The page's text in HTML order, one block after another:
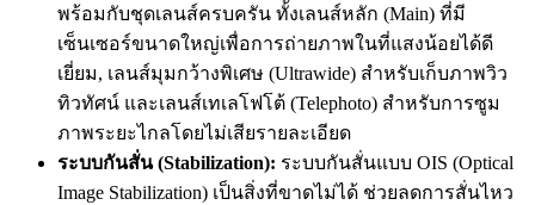
พร้อมกับชุดเลนส์ครบครัน ทั้งเลนส์หลัก (Main) ที่มี
เซ็นเซอร์ขนาดใหญ่เพื่อการถ่ายภาพในที่แสงน้อยได้ดี
เยี่ยม, เลนส์มุมกว้างพิเศษ (Ultrawide) สำหรับเก็บภาพวิว
ทิวทัศน์ และเลนส์เทเลโฟโต้ (Telephoto) สำหรับการซูม
ภาพระยะไกลโดยไม่เสียรายละเอียด
ระบบกันสั่น (Stabilization): ระบบกันสั่นแบบ OIS (Optical
Image Stabilization) เป็นสิ่งที่ขาดไม่ได้ ช่วยลดการสั่นไหว